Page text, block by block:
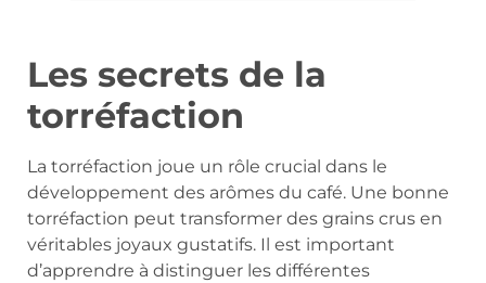
Les secrets de la
torréfaction
La torréfaction joue un rôle crucial dans le
développement des arômes du café. Une bonne
torréfaction peut transformer des grains crus en
véritables joyaux gustatifs. Il est important
d’apprendre à distinguer les différentes